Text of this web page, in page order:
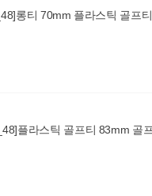
롱티 70mm 플라스틱 골프티
플라스틱 골프티 83mm 골